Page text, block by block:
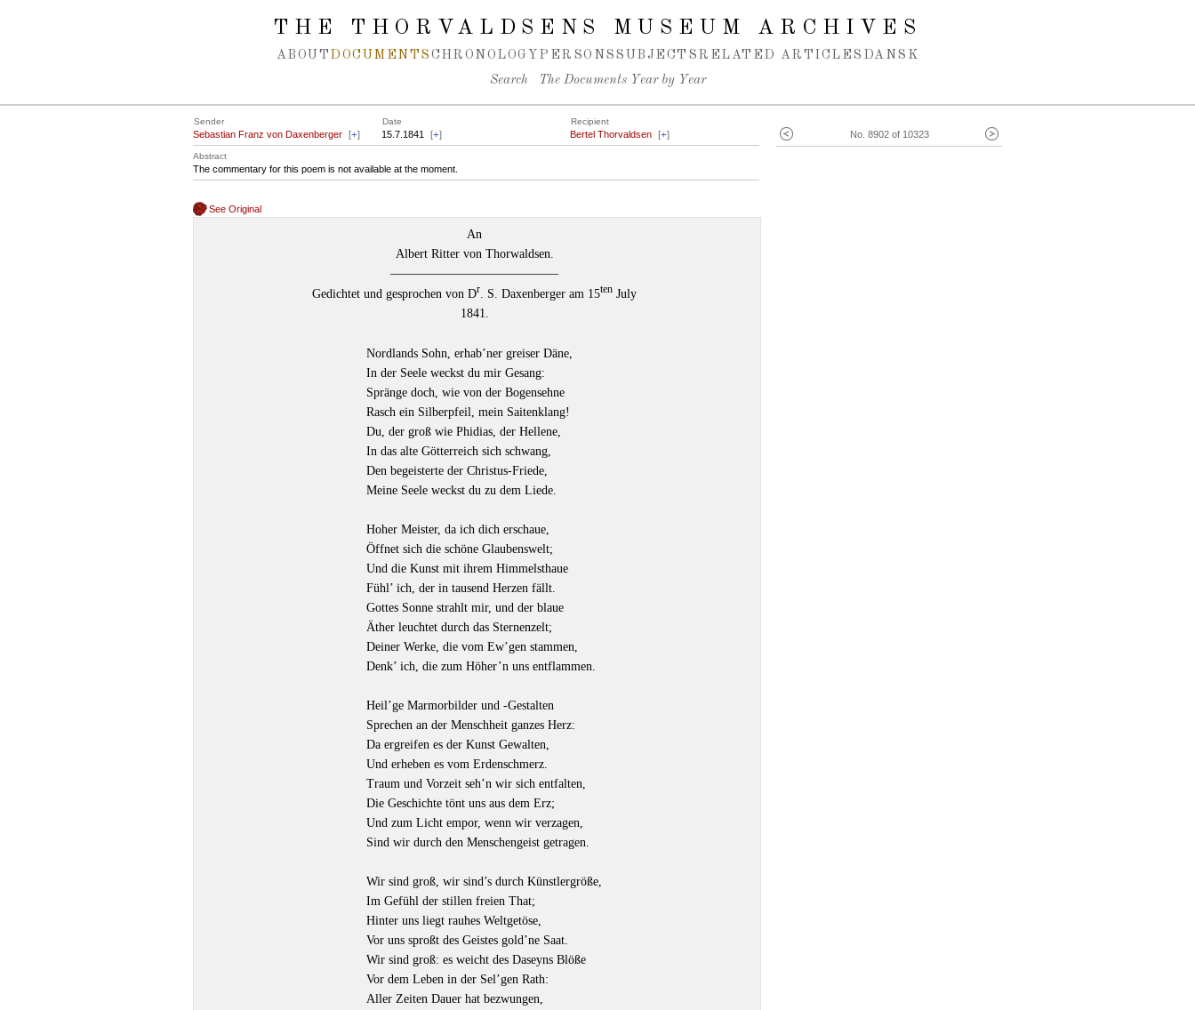
THE THORVALDSENS MUSEUM ARCHIVES
ABOUT DOCUMENTS CHRONOLOGY PERSONS SUBJECTS RELATED ARTICLES DANSK
Search The Documents Year by Year
No. 8902 of 10323
Sender Date Recipient
Sebastian Franz von Daxenberger [+] 15.7.1841 [+] Bertel Thorvaldsen [+]
Abstract
The commentary for this poem is not available at the moment.
See Original
An
Albert Ritter von Thorwaldsen.
–––––––––––––––––––––––––––
Gedichtet und gesprochen von Dr . S. Daxenberger am 15ten July
1841.
Nordlands Sohn, erhab’ner greiser Däne,
In der Seele weckst du mir Gesang:
Spränge doch, wie von der Bogensehne
Rasch ein Silberpfeil, mein Saitenklang!
Du, der groß wie Phidias, der Hellene,
In das alte Götterreich sich schwang,
Den begeisterte der Christus-Friede,
Meine Seele weckst du zu dem Liede.
Hoher Meister, da ich dich erschaue,
Öffnet sich die schöne Glaubenswelt;
Und die Kunst mit ihrem Himmelsthaue
Fühl’ ich, der in tausend Herzen fällt.
Gottes Sonne strahlt mir, und der blaue
Äther leuchtet durch das Sternenzelt;
Deiner Werke, die vom Ew’gen stammen,
Denk’ ich, die zum Höher’n uns entflammen.
Heil’ge Marmorbilder und -Gestalten
Sprechen an der Menschheit ganzes Herz:
Da ergreifen es der Kunst Gewalten,
Und erheben es vom Erdenschmerz.
Traum und Vorzeit seh’n wir sich entfalten,
Die Geschichte tönt uns aus dem Erz;
Und zum Licht empor, wenn wir verzagen,
Sind wir durch den Menschengeist getragen.
Wir sind groß, wir sind’s durch Künstlergröße,
Im Gefühl der stillen freien That;
Hinter uns liegt rauhes Weltgetöse,
Vor uns sproßt des Geistes gold’ne Saat.
Wir sind groß: es weicht des Daseyns Blöße
Vor dem Leben in der Sel’gen Rath:
Aller Zeiten Dauer hat bezwungen,